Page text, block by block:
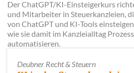
Der ChatGPT/KI-Einsteigerkurs
und Mitarbeiter in Steuerkanzleien,
von ChatGPT und KI-Tools
wie sie damit im Kanzleialltag
automatisieren.
Deubner Recht & Steuern